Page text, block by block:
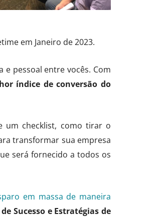
em Janeiro de 2023.
pessoal entre vocês. Com
índice de conversão do
um checklist, como tirar o
transformar sua empresa
será fornecido a todos os
em massa de maneira
Sucesso e Estratégias de